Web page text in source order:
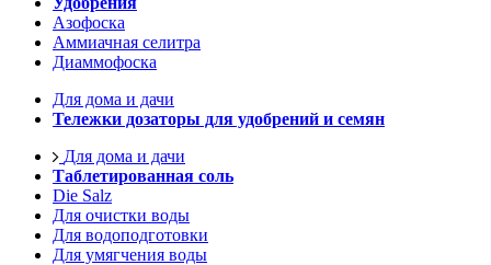
Азофоска
Аммиачная селитра
Диаммофоска
Для дома и дачи
Тележки дозаторы для удобрений и семян
Для дома и дачи
Таблетированная соль
Die Salz
Для очистки воды
Для водоподготовки
Для умягчения воды